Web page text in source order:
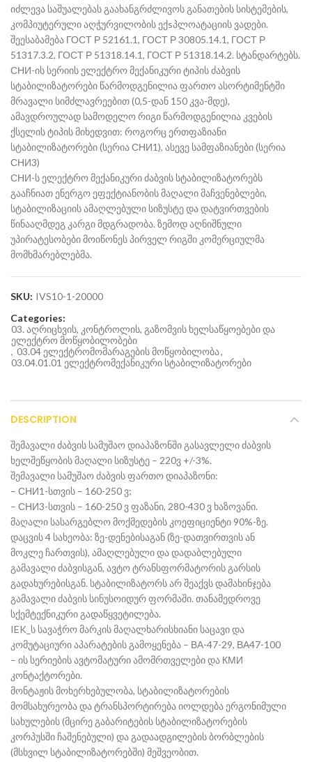
იძლევა საშუალებას გაახანგრძლივოს განათების სისტემების,
კომპიუტერული აღჭურვილობის ექsპლოატაციის ვადები.
შეესაბამება ГОСТ Р 52161.1, ГОСТ Р 30805.14.1, ГОСТ Р
51317.3.2, ГОСТ Р 51318.14.1, ГОСТ Р 51318.14.2. სტანდარტებს.
СНИ-ის სერიის ელექტრო მექანიკური ტიპის ძაბვის
სტაბილიზატორები წარმოდგენილია ფართო ასორტიმენტში
მრავალი სიმძლავრეებით (0,5-დან 150 კვა-მდე),
ამავდროულად სამოდელო რიგი წარმოდგენილია კვების
ქსელის ტიპის მიხედვით: როგორც ერთფაზიანი
სტაბილიზატორები (სერია СНИ1), ასევე სამფაზიანები (სერია
СНИ3)
СНИ-ს ელექტრო მექანიკური ძაბვის სტაბილიზატორებს
გააჩნიათ ენერგო ეფექტიანობის მაღალი მაჩვენებლები,
სტაბილიზაციის ამაღლებული სიზუსტე და დატვირთვების
წინააღმდეგ კარგი მდგრადობა. ზემოდ აღნიშნული
უპირატესობები მოიწონეს პირველ რიგში კომერციულმა
მომხმარებლებმა.
SKU: IVS10-1-20000
Categories:
03. აღრიცხვის, კონტროლის, გაზომვის ხელსაწყოებები და
ელექტრო მოწყობილობები
, 03.04 ელექტრომომარაგების მოწყობილობა,
03.04.01.01 ელექტრომექანიკური სტაბილიზატორები
DESCRIPTION
შემავალი ძაბვის სამუშაო დიაპაზონში გასავლელი ძაბვის
ხელშეწყობის მაღალი სიზუსტე – 220ვ +/-3%.
შემავალი სამუშაო ძაბვის ფართო დიაპაზონი:
– СНИ1-სთვის – 160-250 ვ;
– СНИ3-სთვის – 160-250 ვ ფაზანი, 280-430 ვ ხაზოვანი.
მაღალი სასარგებლო მოქმედების კოეფიციენტი 90%-ზე.
დაცვის 4 სახეობა: ზე-დენებისაგან (ზე-დათვირთვის ან
მოკლე ჩართვის), ამაღლებული და დადაბლებული
გამავალი ძაბვისგან, ავტო ტრანსფორმატორის გარსის
გადახურებისგან. სტაბილიზატორს არ შეაქვს დამახინჯება
გამავალი ძაბვის სინუსოიდურ ფორმაში. თანამედროვე
სქემტექნიკური გადაწყვეტილება.
IEK_ს სავაჭრო მარკის მაღალხარისხიანი საცავი და
კომუტაციური აპარატების გამოყენება – ВА-47-29, ВА47-100
– ის სერიების ავტომატური ამომრთველები და КМИ
კონტაქტორები.
მონტაჟის მოხერხებულობა, სტაბილიზატორების
მომსახურეობა და ტრანსპორტირება იოლდება ერგონიმული
სახულების (მცირე გაბარიტების სტაბილიზატორების
კორპუსში ჩაშენებული) და გადაადგილების ბორბლების
(მსხვილ სტაბილიზატორებში) მეშვეობით.